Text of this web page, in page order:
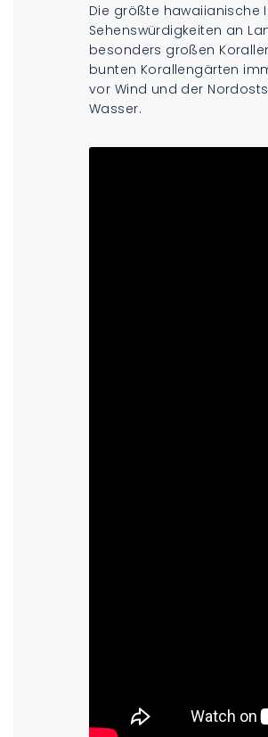
Die größte hawaiianische
Sehenswürdigkeiten an
besonders großen
bunten Korallengärten
vor Wind und der
Wasser.